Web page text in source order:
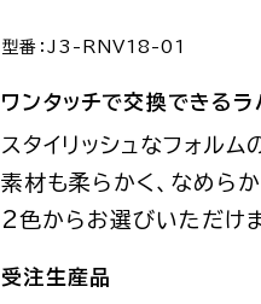
型番：J3-RNV18-01
ワンタッチで交換できるラ
スタイリッシュなフォルム
素材も柔らかく、なめら
2色からお選びいただけま
受注生産品